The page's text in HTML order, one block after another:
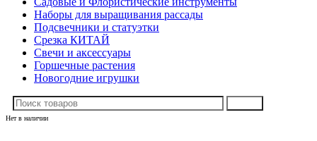
Наборы для выращивания рассады
Подсвечники и статуэтки
Срезка КИТАЙ
Свечи и аксессуары
Горшечные растения
Новогодние игрушки
Нет в наличии